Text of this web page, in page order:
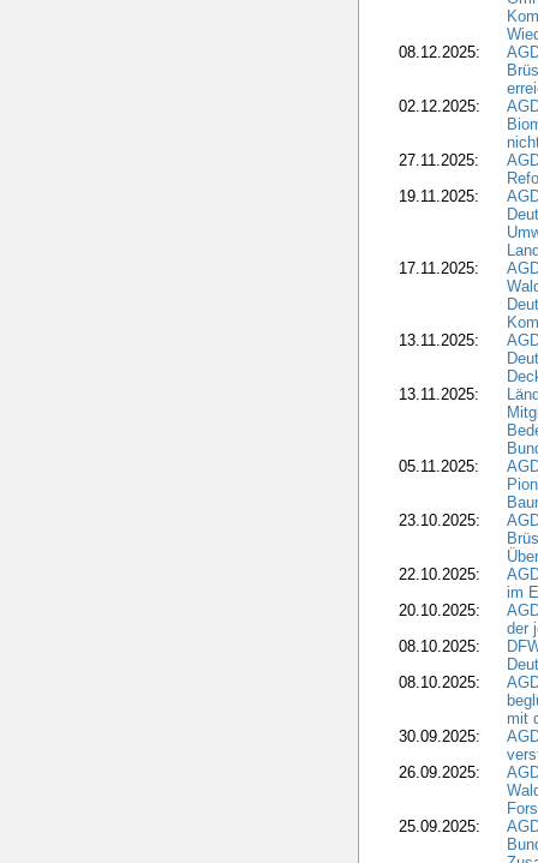
08.12.2025:
02.12.2025:
27.11.2025:
19.11.2025:
17.11.2025:
13.11.2025:
13.11.2025:
05.11.2025:
23.10.2025:
22.10.2025:
im
20.10.2025:
der
08.10.2025:
08.10.2025:
mit
30.09.2025:
26.09.2025:
25.09.2025: